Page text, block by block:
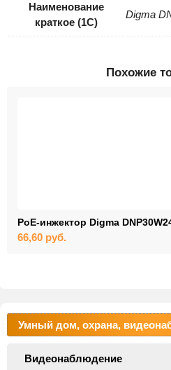
Наименование
краткое (1C)
Digma
Похожие
PoE-инжектор Digma
66,60 руб.
Умный дом, охрана,
Видеонаблюдение